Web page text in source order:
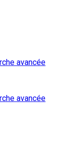
avancée
avancée